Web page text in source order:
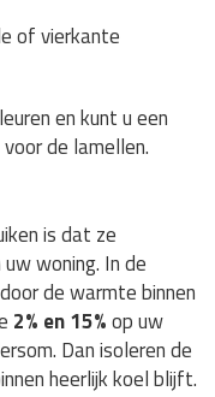
of vierkante
en kunt u een
de lamellen.
is dat ze
woning. In de
de warmte binnen
2% en 15%op uw
Dan isoleren de
heerlijk koel blijft.